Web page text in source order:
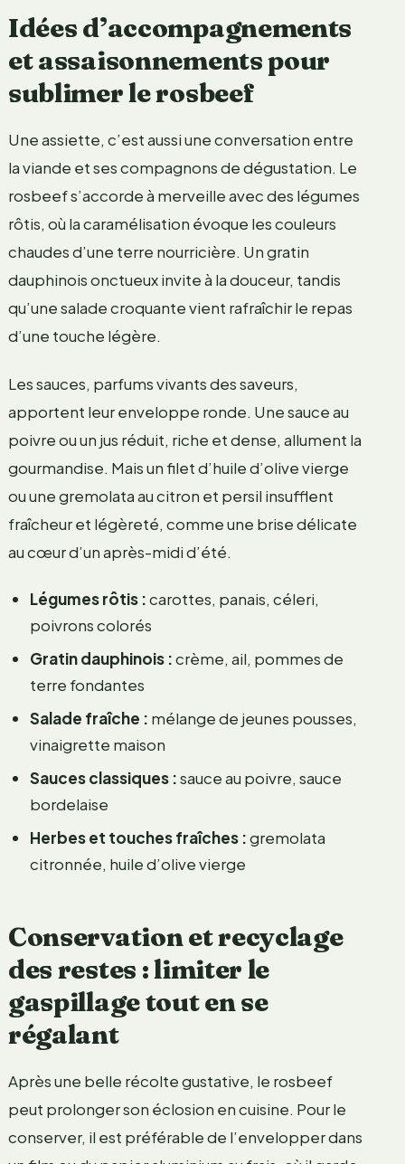
Idées d’accompagnements
et assaisonnements pour
sublimer le rosbeef
Une assiette, c’est aussi une conversation entre
la viande et ses compagnons de dégustation. Le
rosbeef s’accorde à merveille avec des légumes
rôtis, où la caramélisation évoque les couleurs
chaudes d’une terre nourricière. Un gratin
dauphinois onctueux invite à la douceur, tandis
qu’une salade croquante vient rafraîchir le repas
d’une touche légère.
Les sauces, parfums vivants des saveurs,
apportent leur enveloppe ronde. Une sauce au
poivre ou un jus réduit, riche et dense, allument la
gourmandise. Mais un filet d’huile d’olive vierge
ou une gremolata au citron et persil insufflent
fraîcheur et légèreté, comme une brise délicate
au cœur d’un après-midi d’été.
Légumes rôtis :carottes, panais, céleri,
poivrons colorés
Gratin dauphinois :crème, ail, pommes de
terre fondantes
Salade fraîche : mélange de jeunes pousses,
vinaigrette maison
Sauces classiques :sauce au poivre, sauce
bordelaise
Herbes et touches fraîches :gremolata
citronnée, huile d’olive vierge
Conservation et recyclage
des restes : limiter le
gaspillage tout en se
régalant
Après une belle récolte gustative, le rosbeef
peut prolonger son éclosion en cuisine. Pour le
conserver, il est préférable de l’envelopper dans